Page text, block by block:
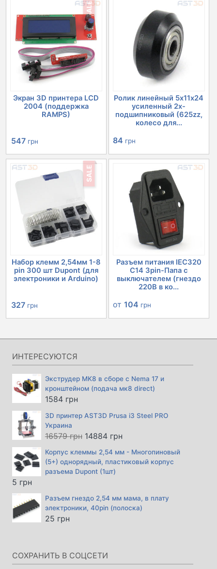
SALE
Экран 3D принтера LCD
2004 (поддержка
RAMPS)
Первоначальная
цена
составляла
632 грн.
547 грн
цена:
547 грн.
Ролик линейный 5х11х24
усиленный 2х-
подшипниковый (625zz,
колесо для...
84 грн
SALE
Набор клемм 2,54мм 1-8
pin 300 шт Dupont (для
электроники и Arduino)
Первоначальная
цена
составляла
366 грн.
327 грн
цена:
327 грн.
Разъем питания IEC320
C14 3pin-Папа с
выключателем (гнездо
220В в ко...
от 104 грн
ИНТЕРЕСУЮТСЯ
Экструдер MK8 в сборе с Nema 17 и
кронштейном (подача мк8 direct)
1584 грн
3D принтер AST3D Prusa i3 Steel PRO
Украина
16579грн Первоначальная
составляла
16579 грн.
14884 грнТекущая
14884 грн.
Корпус клеммы 2,54 мм - Многопиновый
(5+) однорядный, пластиковый корпус
разъема Dupont (1шт)
5 грн
Разъем гнездо 2,54 мм мама, в плату
электроники, 40pin (полоска)
25 грн
СОХРАНИТЬ В СОЦСЕТИ